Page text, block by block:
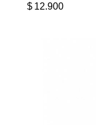
$ 12.900